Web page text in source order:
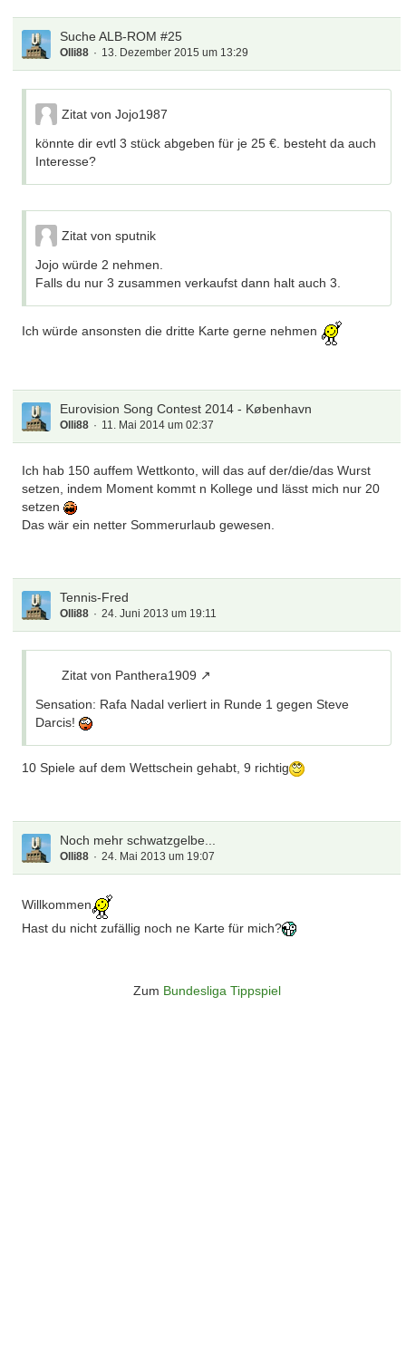
Suche ALB-ROM #25
Olli88 13. Dezember 2015 um 13:29
Zitat von Jojo1987
könnte dir evtl 3 stück abgeben für je 25 €. besteht da auch
Interesse?
Zitat von sputnik
Jojo würde 2 nehmen.
Falls du nur 3 zusammen verkaufst dann halt auch 3.
Ich würde ansonsten die dritte Karte gerne nehmen
Eurovision Song Contest 2014 - København
Olli88 11. Mai 2014 um 02:37
Ich hab 150 auffem Wettkonto, will das auf der/die/das Wurst
setzen, indem Moment kommt n Kollege und lässt mich nur 20
setzen
Das wär ein netter Sommerurlaub gewesen.
Tennis-Fred
Olli88 24. Juni 2013 um 19:11
Zitat von Panthera1909
Sensation: Rafa Nadal verliert in Runde 1 gegen Steve
Darcis!
10 Spiele auf dem Wettschein gehabt, 9 richtig
Noch mehr schwatzgelbe...
Olli88 24. Mai 2013 um 19:07
Willkommen
Hast du nicht zufällig noch ne Karte für mich?
Zum Bundesliga Tippspiel